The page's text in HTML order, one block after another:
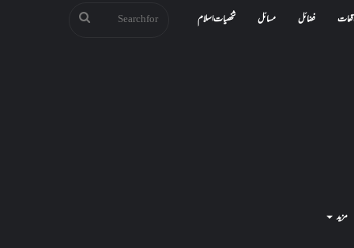
فضائل مسائل شخصیات اسلام
مزید
Search